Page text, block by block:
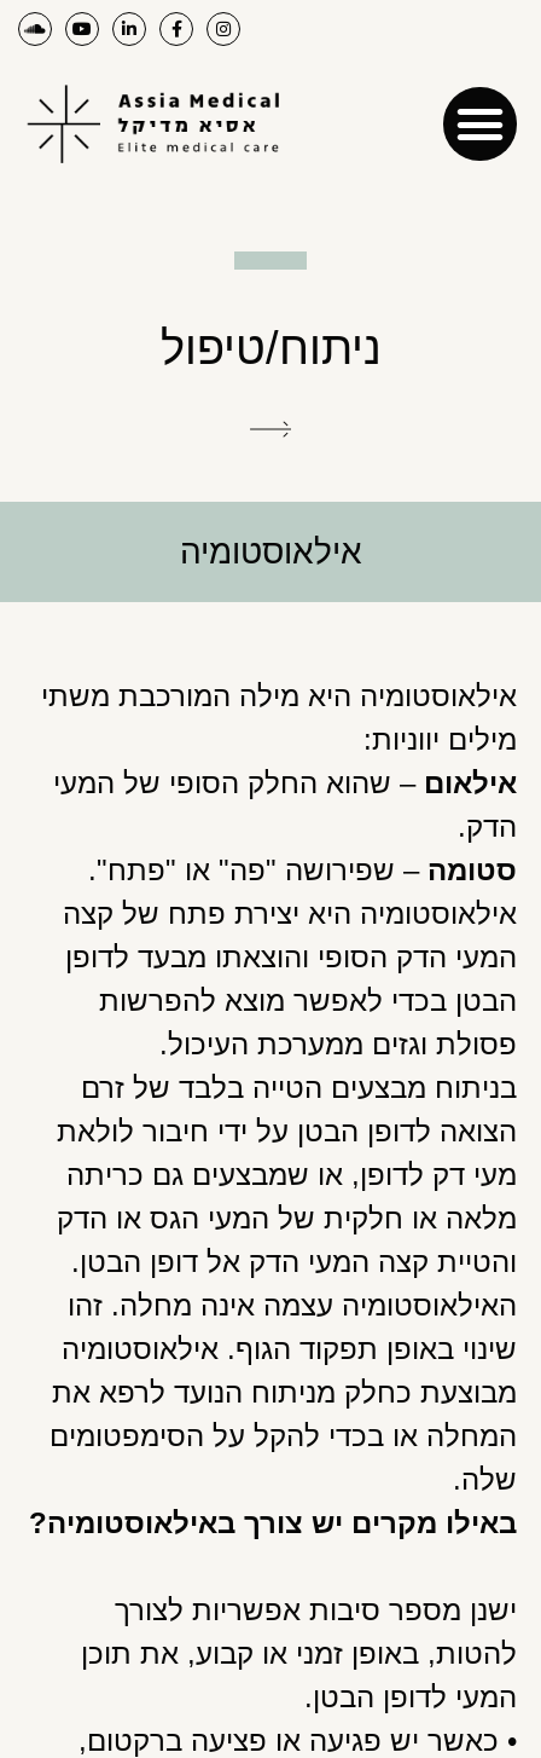
ניתוח/טיפול
אילאוסטומיה
אילאוסטומיה היא מילה המורכבת משתי
מילים יווניות:
אילאום – שהוא החלק הסופי של המעי
הדק.
סטומה– שפירושה "פה" או "פתח".
אילאוסטומיה היא יצירת פתח של קצה
המעי הדק הסופי והוצאתו מבעד לדופן
הבטן בכדי לאפשר מוצא להפרשות
פסולת וגזים ממערכת העיכול.
בניתוח מבצעים הטייה בלבד של זרם
הצואה לדופן הבטן על ידי חיבור לולאת
מעי דק לדופן, או שמבצעים גם כריתה
מלאה או חלקית של המעי הגס או הדק
והטיית קצה המעי הדק אל דופן הבטן.
האילאוסטומיה עצמה אינה מחלה. זהו
שינוי באופן תפקוד הגוף. אילאוסטומיה
מבוצעת כחלק מניתוח הנועד לרפא את
המחלה או בכדי להקל על הסימפטומים
שלה.
באילו מקרים יש צורך באילאוסטומיה?
ישנן מספר סיבות אפשריות לצורך
להטות, באופן זמני או קבוע, את תוכן
המעי לדופן הבטן.
• כאשר יש פגיעה או פציעה ברקטום,